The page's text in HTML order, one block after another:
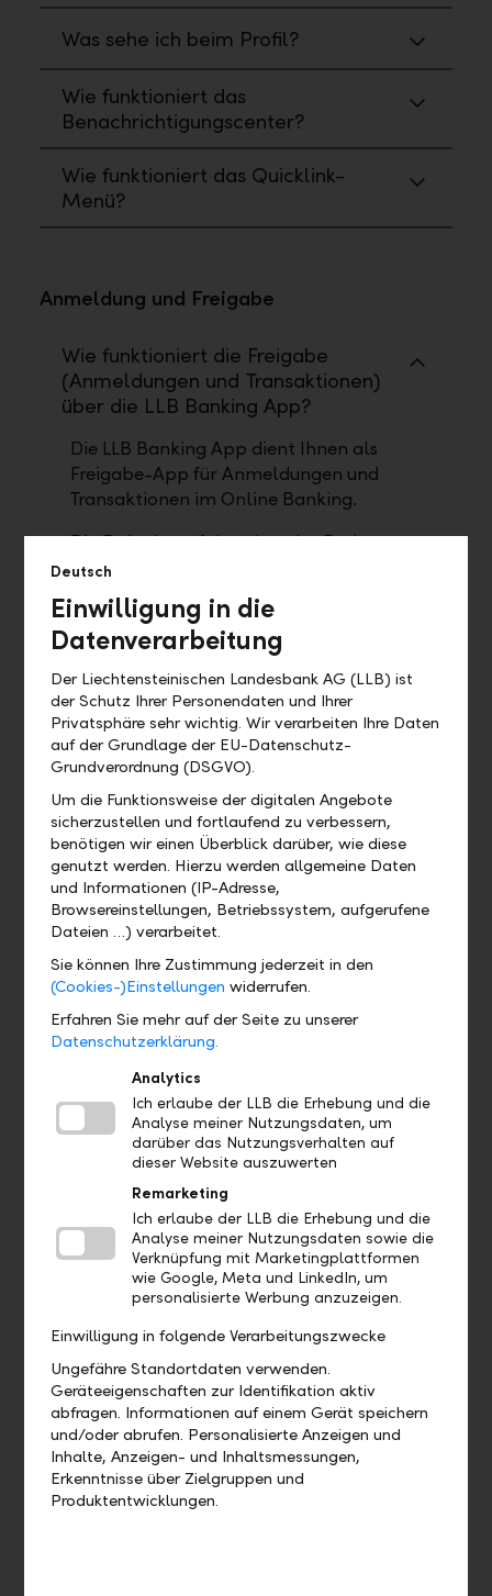
Was sehe ich beim Profil?
Wie funktioniert das
Benachrichtigungscenter?
Wie funktioniert das Quicklink-
Menü?
Anmeldung und Freigabe
Wie funktioniert die Freigabe
(Anmeldungen und Transaktionen)
über die LLB Banking App?
Die LLB Banking App dient Ihnen als
Freigabe-App für Anmeldungen und
Transaktionen im Online Banking.
Die Freigabe erfolgt über das Push-
Verfahren, bei dem Ihnen ein
Bestätigungscode in der LLB Banking
App angezeigt wird, den Sie mit dem
angezeigten Code in Ihrem Online
Banking vergleichen müssen. Wenn die
Codes respektive die Transaktionsdaten
übereinstimmen, können Sie den
Anmeldeversuch oder die Transaktion in
der LLB Banking App bestätigen.
Wenn Sie keine aktive
Internetverbindung in Ihrer LLB Banking
App haben, können Sie den Offline-
Modus zur Freigabe verwenden. In
diesem Fall können Sie den QR-Code aus
Ihrem Online Banking scannen, um die
Freigabe anschliessend manuell in der
Banking App per Code-Eingabe
vorzunehmen.
Muss ich die LLB Banking App mit
allen Funktionen verwenden?
Wo finde ich ...?
Wo kann ich das QR-Zahlteil
Wo finde ich mein eBill Postfach?
Gibt es eine Demoversion und wo
finde ich sie?
Wo finde ich das Profil?
Deutsch
Einwilligung in die
Datenverarbeitung
Der Liechtensteinischen Landesbank AG (LLB) ist
der Schutz Ihrer Personendaten und Ihrer
Privatsphäre sehr wichtig. Wir verarbeiten Ihre Daten
auf der Grundlage der EU-Datenschutz-
Grundverordnung (DSGVO).
Um die Funktionsweise der digitalen Angebote
sicherzustellen und fortlaufend zu verbessern,
benötigen wir einen Überblick darüber, wie diese
genutzt werden. Hierzu werden allgemeine Daten
und Informationen (IP-Adresse,
Browsereinstellungen, Betriebssystem, aufgerufene
Dateien …) verarbeitet.
Sie können Ihre Zustimmung jederzeit in den
(Cookies-)Einstellungen widerrufen.
Erfahren Sie mehr auf der Seite zu unserer
Datenschutzerklärung.
Analytics
Ich erlaube der LLB die Erhebung und die
Analyse meiner Nutzungsdaten, um
darüber das Nutzungsverhalten auf
dieser Website auszuwerten
Remarketing
Ich erlaube der LLB die Erhebung und die
Analyse meiner Nutzungsdaten sowie die
Verknüpfung mit Marketingplattformen
wie Google, Meta und LinkedIn, um
personalisierte Werbung anzuzeigen.
Einwilligung in folgende Verarbeitungszwecke
Ungefähre Standortdaten verwenden.
Geräteeigenschaften zur Identifikation aktiv
abfragen. Informationen auf einem Gerät speichern
und/oder abrufen. Personalisierte Anzeigen und
Inhalte, Anzeigen- und Inhaltsmessungen,
Erkenntnisse über Zielgruppen und
Produktentwicklungen.